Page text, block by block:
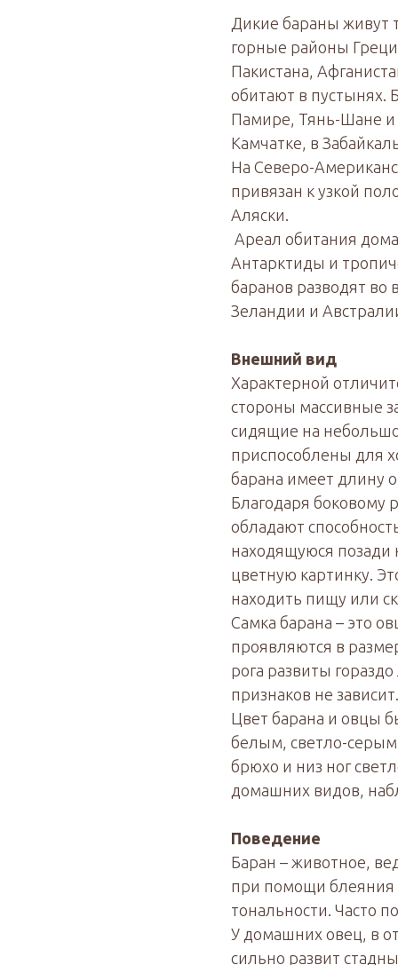
Дикие бараны живут
горные районы
Пакистана,
обитают в пустынях.
Памире, Тянь-Шане и
Камчатке, в
На Северо-
привязан к узкой
Аляски.
Ареал обитания
Антарктиды и
баранов разводят
Зеландии и
Внешний вид
Характерной
стороны массивные
сидящие на
приспособлены для
барана имеет длину
Благодаря боковому
обладают
находящуюся позади
цветную картинку.
находить пищу или
Самка барана – это
проявляются в
рога развиты
признаков не
Цвет барана и овцы
белым, светло-
брюхо и низ ног
домашних видов,
Поведение
Баран – животное,
при помощи блеяния
тональности. Часто
У домашних овец, в
сильно развит